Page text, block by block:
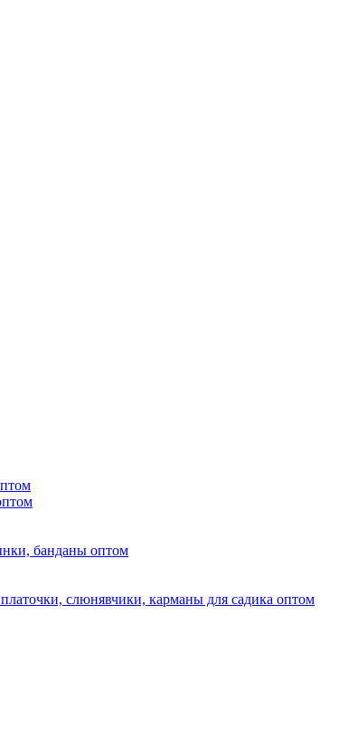
банданы оптом
слюнявчики, карманы для садика оптом